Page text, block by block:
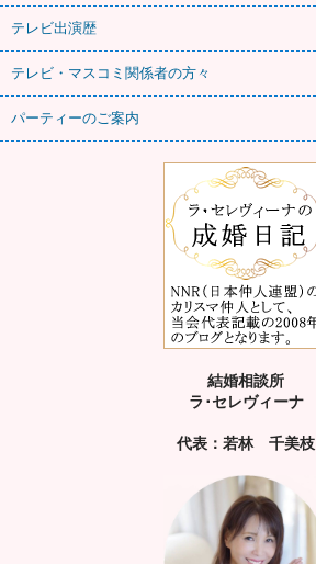
テレビ出演歴
テレビ・マスコミ関係者の方々
パーティーのご案内
結婚相談所
ラ･セレヴィーナ
代表：若林 千美枝